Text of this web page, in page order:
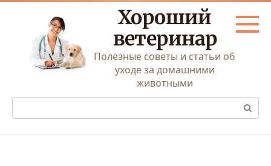
Перейти
Хороший
ветеринар
Полезные советы и статьи об
уходе за домашними
животными
Поиск: